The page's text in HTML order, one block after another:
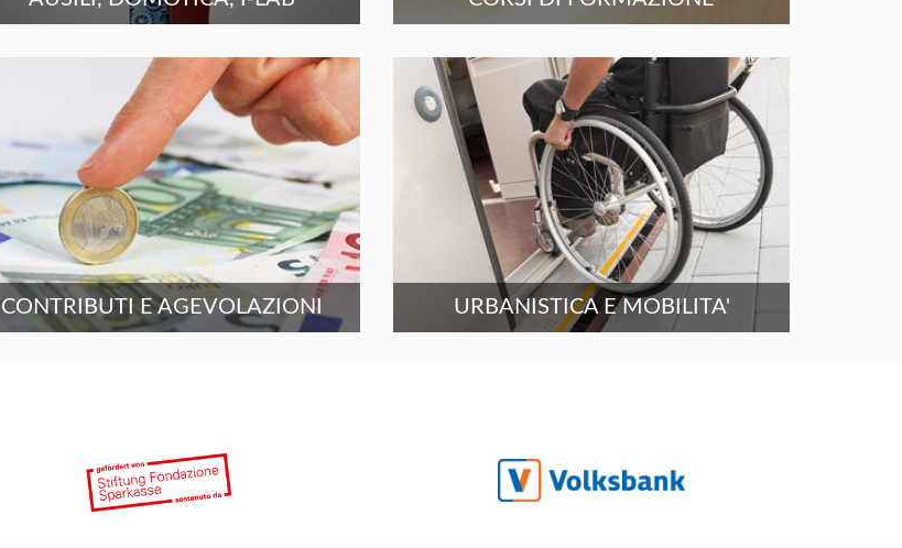
CONTRIBUTI E AGEVOLAZIONI URBANISTICA E MOBILITA'